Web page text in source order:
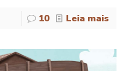
10 Leia mais